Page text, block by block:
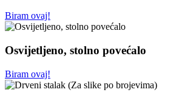
Biram ovaj!
Osvijetljeno, stolno povećalo
Biram ovaj!